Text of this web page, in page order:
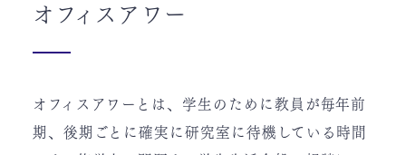
オフィスアワー
オフィスアワーとは、学生のために教員が毎年前
期、後期ごとに確実に研究室に待機している時間